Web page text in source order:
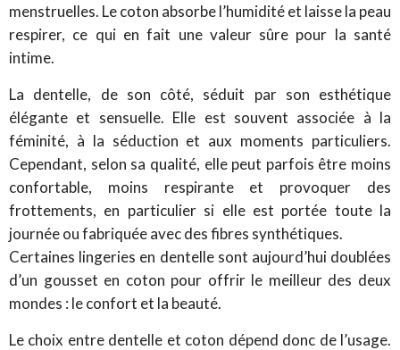
menstruelles. Le coton absorbe l’humidité et laisse la peau
respirer, ce qui en fait une valeur sûre pour la santé
intime.
La dentelle, de son côté, séduit par son esthétique
élégante et sensuelle. Elle est souvent associée à la
féminité, à la séduction et aux moments particuliers.
Cependant, selon sa qualité, elle peut parfois être moins
confortable, moins respirante et provoquer des
frottements, en particulier si elle est portée toute la
journée ou fabriquée avec des fibres synthétiques.
Certaines lingeries en dentelle sont aujourd’hui doublées
d’un gousset en coton pour offrir le meilleur des deux
mondes : le confort et la beauté.
Le choix entre dentelle et coton dépend donc de l’usage.